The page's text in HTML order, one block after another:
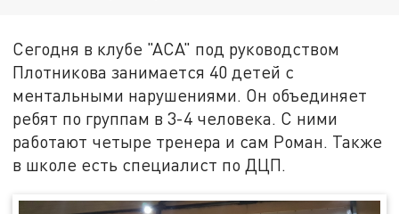
Сегодня в клубе "АСА" под руководством
Плотникова занимается 40 детей с
ментальными нарушениями. Он объединяет
ребят по группам в 3-4 человека. С ними
работают четыре тренера и сам Роман. Также
в школе есть специалист по ДЦП.